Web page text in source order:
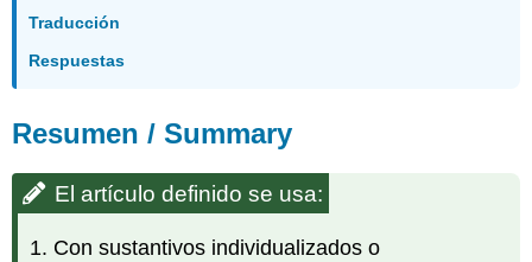
Traducción
Respuestas
Resumen / Summary
El artículo definido se usa:
1. Con sustantivos individualizados o